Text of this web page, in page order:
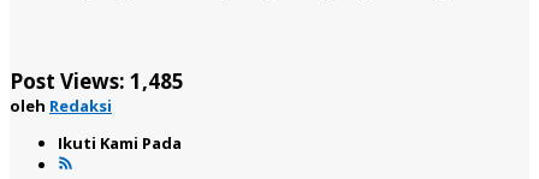
Post Views: 1,485
oleh Redaksi
Ikuti Kami Pada